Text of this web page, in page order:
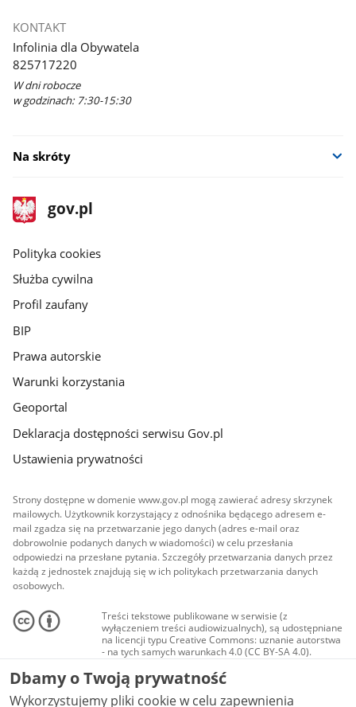
KONTAKT
Infolinia dla Obywatela
825717220
W dni robocze
w godzinach: 7:30-15:30
Na skróty
stopka
gov.pl
Strona
gov.pl
gov.pl
Polityka cookies
Służba cywilna
Profil zaufany
BIP
Prawa autorskie
Warunki korzystania
Geoportal
Deklaracja dostępności serwisu Gov.pl
Ustawienia prywatności
Strony dostępne w domenie www.gov.pl mogą zawierać adresy skrzynek
mailowych. Użytkownik korzystający z odnośnika będącego adresem e-
mail zgadza się na przetwarzanie jego danych (adres e-mail oraz
dobrowolnie podanych danych w wiadomości) w celu przesłania
odpowiedzi na przesłane pytania. Szczegóły przetwarzania danych przez
każdą z jednostek znajdują się w ich politykach przetwarzania danych
osobowych.
Treści tekstowe publikowane w serwisie (z
wyłączeniem treści audiowizualnych), są udostępniane
na licencji typu Creative Commons: uznanie autorstwa
- na tych samych warunkach 4.0 (CC BY-SA 4.0).
Materiały audiowizualne, w tym zdjęcia, materiały
audio i wideo, są udostępniane na licencji typu
Creative Commons: uznanie autorstwa użycie
niekomercyjne - bez utworów zależnych 4.0 (CC BY-
Dbamy o Twoją prywatność
Wykorzystujemy pliki cookie w celu zapewnienia